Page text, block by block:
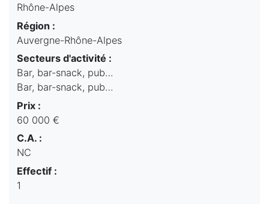
Rhône-Alpes
Région :
Auvergne-Rhône-Alpes
Secteurs d'activité :
Bar, bar-snack, pub…
Bar, bar-snack, pub…
Prix :
60 000 €
C.A. :
NC
Effectif :
1